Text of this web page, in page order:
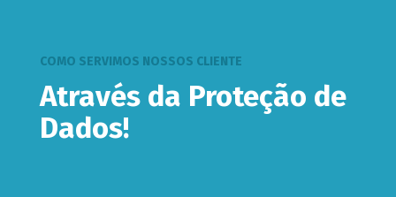
COMO SERVIMOS NOSSOS CLIENTE
Através da Proteção de
Dados!